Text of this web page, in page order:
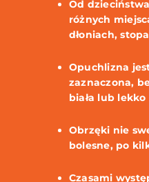
Od
różnych
dłoniach,
Opuchlizna
zaznaczona,
biała lub
Obrzęki nie
bolesne, po
Czasami